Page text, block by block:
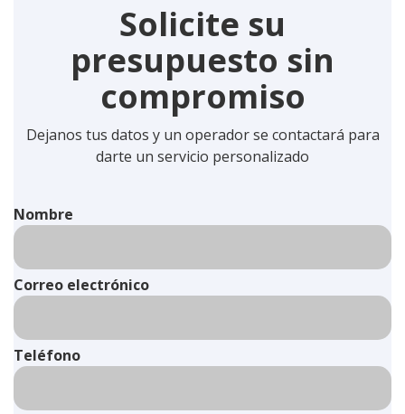
Solicite su
presupuesto sin
compromiso
Dejanos tus datos y un operador se contactará para
darte un servicio personalizado
Nombre
Correo electrónico
Teléfono